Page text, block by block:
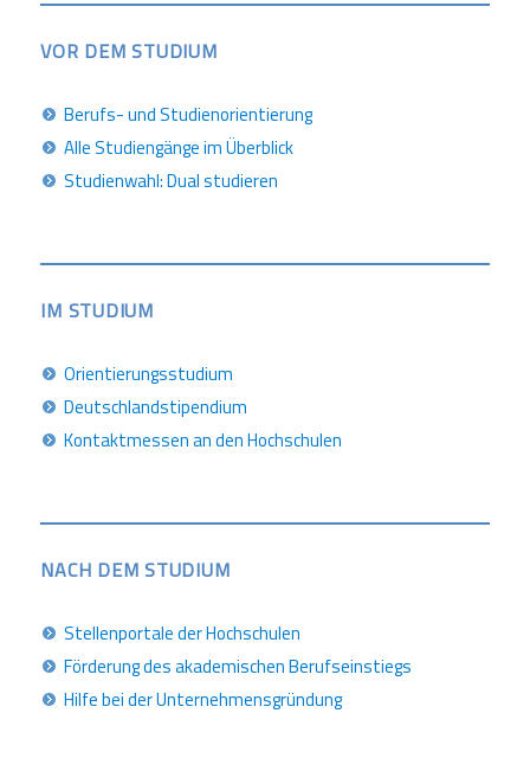
VOR DEM STUDIUM
Berufs- und Studienorientierung
Alle Studiengänge im Überblick
Studienwahl: Dual studieren
IM STUDIUM
Orientierungsstudium
Deutschlandstipendium
Kontaktmessen an den Hochschulen
NACH DEM STUDIUM
Stellenportale der Hochschulen
Förderung des akademischen Berufseinstiegs
Hilfe bei der Unternehmensgründung